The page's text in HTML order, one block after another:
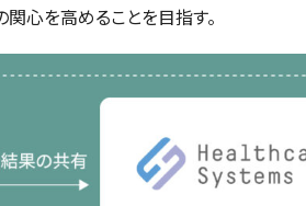
心を高めることを目指す。